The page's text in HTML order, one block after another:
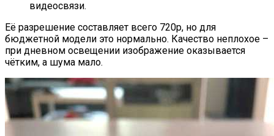
видеосвязи.
Её разрешение составляет всего 720p, но для
бюджетной модели это нормально. Качество неплохое –
при дневном освещении изображение оказывается
чётким, а шума мало.